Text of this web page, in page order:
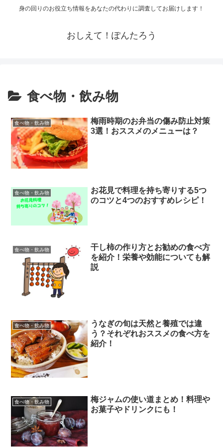
身の回りのお役立ち情報をあなたの代わりに調査してお届けします！
おしえて！ぽんたろう
食べ物・飲み物
食べ物・飲み物
梅雨時期のお弁当の傷み防止対策
3選！おススメのメニューは？
食べ物・飲み物
お花見で料理を持ち寄りする5つ
のコツと4つのおすすめレシピ！
食べ物・飲み物
干し柿の作り方とお勧めの食べ方
を紹介！栄養や効能についても解
説
食べ物・飲み物
うなぎの旬は天然と養殖では違
う？それぞれおススメの食べ方を
紹介！
食べ物・飲み物
梅ジャムの使い道まとめ！料理や
お菓子やドリンクにも！